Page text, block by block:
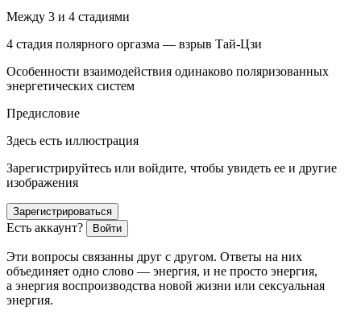
Между 3 и 4 стадиями
4 стадия полярного оргазма — взрыв Тай-Цзи
Особенности взаимодействия одинаково поляризованных
энергетических систем
Предисловие
Здесь есть иллюстрация
Зарегистрируйтесь или войдите, чтобы увидеть ее и другие
изображения
Зарегистрироваться
Есть аккаунт? Войти
Эти вопросы связанны друг с другом. Ответы на них
объединяет одно слово — энергия, и не просто энергия,
а энергия воспроизводства новой жизни или сексуальная
энергия.